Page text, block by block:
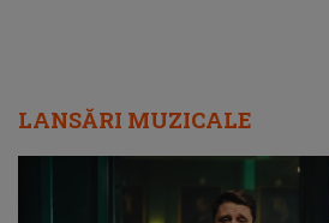
LANSĂRI MUZICALE